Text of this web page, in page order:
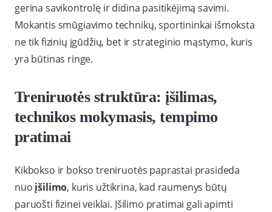
gerina savikontrolę ir didina pasitikėjimą savimi.
Mokantis smūgiavimo technikų, sportininkai išmoksta
ne tik fizinių įgūdžių, bet ir strateginio mąstymo, kuris
yra būtinas ringe.
Treniruotės struktūra: įšilimas,
technikos mokymasis, tempimo
pratimai
Kikbokso ir bokso treniruotės paprastai prasideda
nuo įšilimo, kuris užtikrina, kad raumenys būtų
paruošti fizinei veiklai. Įšilimo pratimai gali apimti